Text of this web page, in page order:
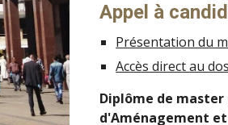
Appel à
Présentation du
Accès direct au
Diplôme de
d'Aménagement